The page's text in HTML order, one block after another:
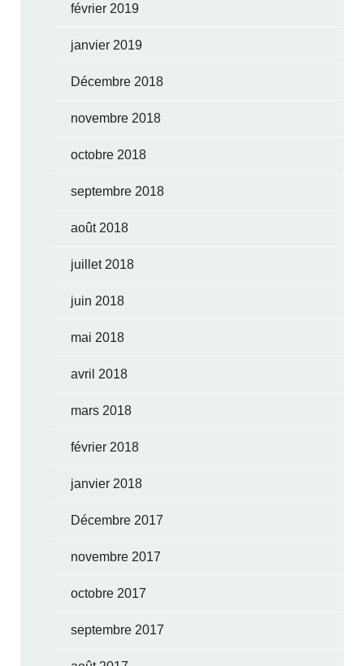
février 2019
janvier 2019
Décembre 2018
novembre 2018
octobre 2018
septembre 2018
août 2018
juillet 2018
juin 2018
mai 2018
avril 2018
mars 2018
février 2018
janvier 2018
Décembre 2017
novembre 2017
octobre 2017
septembre 2017